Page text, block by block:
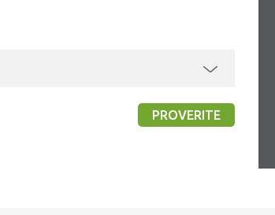
PROVERITE